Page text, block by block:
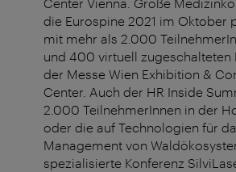
die Eurospine 2021 im Oktober
mit mehr als 2.000
und 400 virtuell zugeschalteten
der Messe Wien Exhibition &
Center. Auch der HR Inside
2.000 TeilnehmerInnen in der
oder die auf Technologien für
Management von
spezialisierte Konferenz